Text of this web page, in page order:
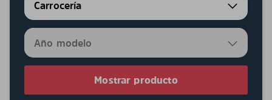
Mostrar producto